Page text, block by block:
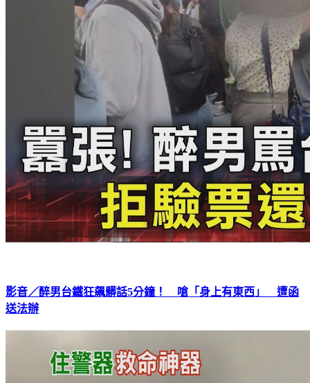
影音／醉男台鐵狂飆髒話5分鐘！ 嗆「身上有東西」 遭函
送法辦